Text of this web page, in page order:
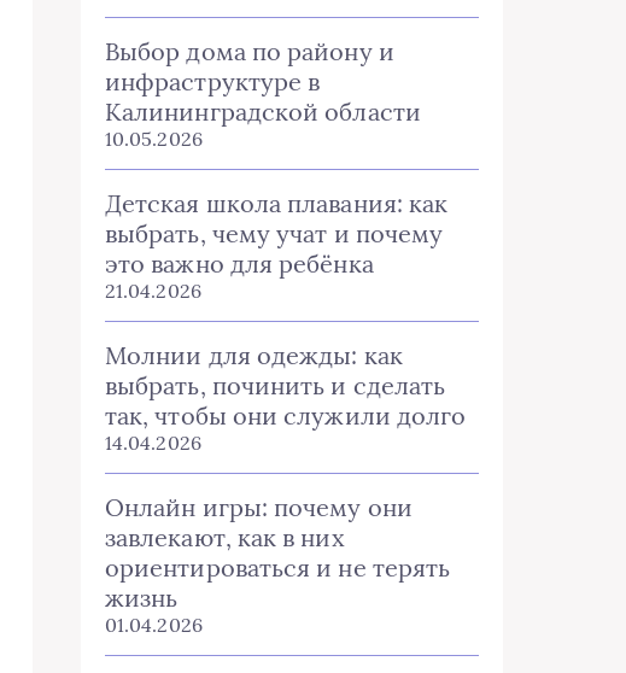
Выбор дома по району и
инфраструктуре в
Калининградской области
10.05.2026
Детская школа плавания: как
выбрать, чему учат и почему
это важно для ребёнка
21.04.2026
Молнии для одежды: как
выбрать, починить и сделать
так, чтобы они служили долго
14.04.2026
Онлайн игры: почему они
завлекают, как в них
ориентироваться и не терять
жизнь
01.04.2026